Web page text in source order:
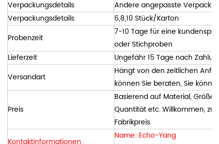
Verpackungsdetails
Andere angepasste
Verpackungsdetails
6,8,10 Stück/Karton
Probenzeit
7-10 Tage für eine
oder Stichproben
Lieferzeit
Ungefähr 15 Tage nach
Versandart
Hängt von den zeitlichen
können Sie beraten, Sie
Preis
Basierend auf Material, Größe,
Quantität etc. Willkommen,
Fabrikpreis.
Kontaktinformationen
Name: Echo-Yang